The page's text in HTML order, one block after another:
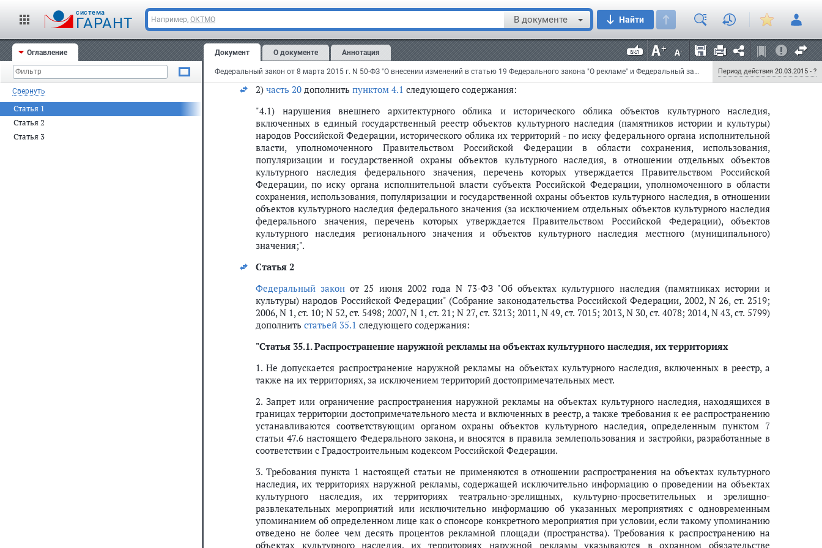
cистема
ГАРАНТ Например, ОКТМО В документе Найти
Оглавление
Свернуть
Статья 1
Статья 2
Статья 3
Документ О документе Аннотация
Федеральный закон от 8 марта 2015 г. N 50-ФЗ "О внесении изменений в статью 19 Федерального закона "О рекламе" и Федеральный закон "Об объектах культурного наследия (памятниках истории и культуры) народов Российской Федерации" Период действия 20.03.2015 - ?
"3.1. Распространение наружной рекламы на объектах культурного наследия (памятниках истории и культуры)
народов Российской Федерации, включенных в единый государственный реестр объектов культурного наследия
(памятников истории и культуры) народов Российской Федерации, их территориях допускается в случаях и на
условиях, которые предусмотрены Федеральным законом от 25 июня 2002 года N 73-ФЗ "Об объектах культурного
наследия (памятниках истории и культуры) народов Российской Федерации", с соблюдением требований к рекламе и
ее распространению, установленных настоящим Федеральным законом.";
2) часть 20 дополнить пунктом 4.1 следующего содержания:
"4.1) нарушения внешнего архитектурного облика и исторического облика объектов культурного наследия,
включенных в единый государственный реестр объектов культурного наследия (памятников истории и культуры)
народов Российской Федерации, исторического облика их территорий - по иску федерального органа исполнительной
власти, уполномоченного Правительством Российской Федерации в области сохранения, использования,
популяризации и государственной охраны объектов культурного наследия, в отношении отдельных объектов
культурного наследия федерального значения, перечень которых утверждается Правительством Российской
Федерации, по иску органа исполнительной власти субъекта Российской Федерации, уполномоченного в области
сохранения, использования, популяризации и государственной охраны объектов культурного наследия, в отношении
объектов культурного наследия федерального значения (за исключением отдельных объектов культурного наследия
федерального значения, перечень которых утверждается Правительством Российской Федерации), объектов
культурного наследия регионального значения и объектов культурного наследия местного (муниципального)
значения;".
Статья 2
Федеральный закон от 25 июня 2002 года N 73-ФЗ "Об объектах культурного наследия (памятниках истории и
культуры) народов Российской Федерации" (Собрание законодательства Российской Федерации, 2002, N 26, ст. 2519;
2006, N 1, ст. 10; N 52, ст. 5498; 2007, N 1, ст. 21; N 27, ст. 3213; 2011, N 49, ст. 7015; 2013, N 30, ст. 4078; 2014, N 43, ст. 5799)
дополнить статьей 35.1 следующего содержания:
"Статья 35.1.Распространение наружной рекламы на объектах культурного наследия, их территориях
1. Не допускается распространение наружной рекламы на объектах культурного наследия, включенных в реестр, а
также на их территориях, за исключением территорий достопримечательных мест.
2. Запрет или ограничение распространения наружной рекламы на объектах культурного наследия, находящихся в
границах территории достопримечательного места и включенных в реестр, а также требования к ее распространению
устанавливаются соответствующим органом охраны объектов культурного наследия, определенным пунктом 7
статьи 47.6 настоящего Федерального закона, и вносятся в правила землепользования и застройки, разработанные в
соответствии с Градостроительным кодексом Российской Федерации.
3. Требования пункта 1 настоящей статьи не применяются в отношении распространения на объектах культурного
наследия, их территориях наружной рекламы, содержащей исключительно информацию о проведении на объектах
культурного наследия, их территориях театрально-зрелищных, культурно-просветительных и зрелищно-
развлекательных мероприятий или исключительно информацию об указанных мероприятиях с одновременным
упоминанием об определенном лице как о спонсоре конкретного мероприятия при условии, если такому упоминанию
отведено не более чем десять процентов рекламной площади (пространства). Требования к распространению на
объектах культурного наследия, их территориях наружной рекламы указываются в охранном обязательстве